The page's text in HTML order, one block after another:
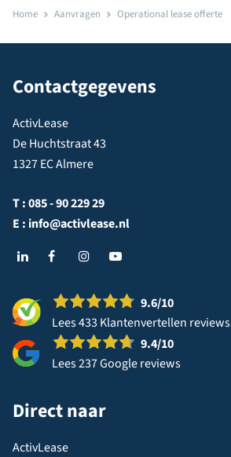
Home Aanvragen Operational lease offerte
Contactgegevens
ActivLease
De Huchtstraat 43
1327 EC Almere
T :085 - 90 229 29
E : info@activlease.nl
9.6/10
Lees 433 Klantenvertellen reviews
9.4/10
Lees 237 Google reviews
Direct naar
ActivLease